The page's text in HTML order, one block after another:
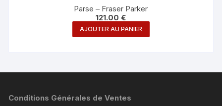
Parse – Fraser Parker
121.00€
AJOUTER AU PANIER
Conditions Générales de Ventes